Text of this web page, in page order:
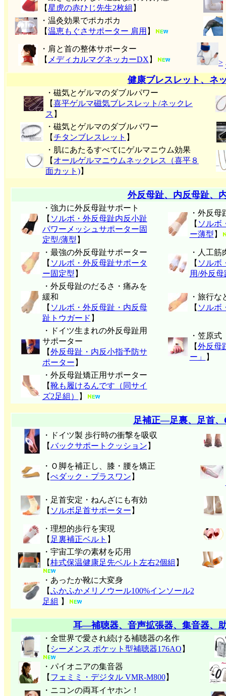
【星虎の赤ひじ先生2枚組 】
・温灸効果でポカポカ
【温恵もぐさサポーター 肩用 】
・肩と首の整体サポーター
【 メディカルマグネッカーDX 】 >
健康ブレスレット、ネ
・磁気とゲルマのダブルパワー
【喜平ゲルマ磁気ブレスレット/ネックレ
ス 】
・磁気とゲルマのダブルパワー
【チタンブレスレット 】
・肌にあたるすべてにゲルマニウム効果
【 オールゲルマニウムネックレス（喜平８
面カット)】
外反母趾、内反母趾、
・強力に外反母趾サポート
【 ソルボ・外反母趾内反小趾
パワーメッシュサポーター固
定型/薄型 】
・外反
【 ソルボ
ー薄型 】
・最強の外反母趾サポーター
【 ソルボ・外反母趾サポータ
ー固定型 】
・人工筋
【 ソルボ
用/外反
・外反母趾のだるさ・痛みを
緩和
【 ソルボ・外反母趾・内反母
趾トウガード 】
・旅行な
【 ソルボ
・ドイツ生まれの外反母趾用
サポーター
【外反母趾・内反小指予防サ
ポーター 】
・笠原式
【外反母
ー」
】
・外反母趾矯正用サポーター
【靴も履けるんです（同サイ
ズ2足組）
】
足補正―足裏、足首
・ドイツ製 歩行時の衝撃を吸収
【バックサポートクッション 】
・Ｏ脚を補正し、膝・腰を矯正
【ぺダック・プラスワン 】
・足首安定・ねんざにも有効
【 ソルボ足首サポーター 】
・理想的歩行を実現
【 足裏補正ベルト 】
・宇宙工学の素材を応用
【桂式保温健康足先ベルト左右2個組 】
・あったか靴に大変身
【ふかふかメリノウール100%インソール2
足組 】
耳―補聴器、音声拡張器、集音器、
・全世界で愛され続ける補聴器の名作
【 シーメンス ポケット型補聴器176AO 】
・パイオニアの集音器
【 フェミミ・デジタル VMR-M800】
・ニコンの両耳イヤホン！